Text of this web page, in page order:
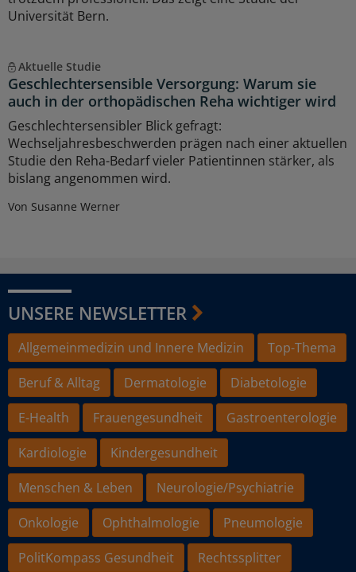
Universität Bern.
Aktuelle Studie
Geschlechtersensible Versorgung: Warum sie
auch in der orthopädischen Reha wichtiger wird
Geschlechtersensibler Blick gefragt:
Wechseljahresbeschwerden prägen nach einer aktuellen
Studie den Reha-Bedarf vieler Patientinnen stärker, als
bislang angenommen wird.
Von Susanne Werner
UNSERE NEWSLETTER
Allgemeinmedizin und Innere Medizin
Top-Thema
Beruf & Alltag
Dermatologie
Diabetologie
E-Health
Frauengesundheit
Gastroenterologie
Kardiologie
Kindergesundheit
Menschen & Leben
Neurologie/Psychiatrie
Onkologie
Ophthalmologie
Pneumologie
PolitKompass Gesundheit
Rechtssplitter